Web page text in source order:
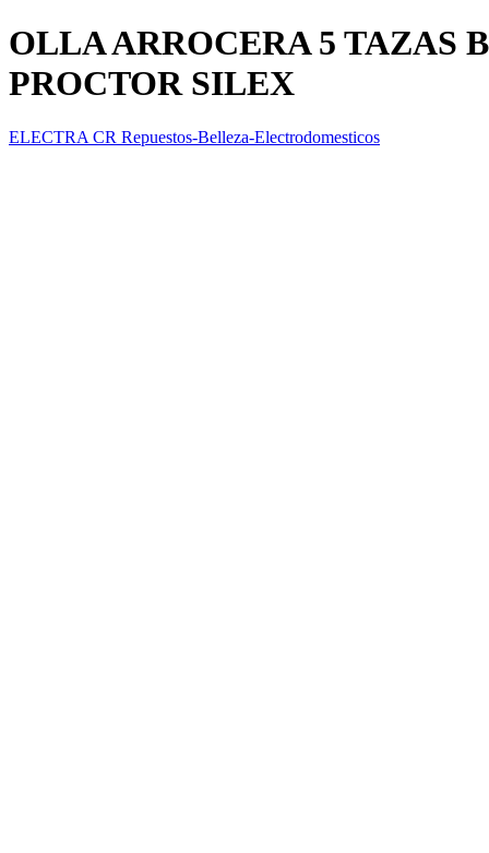
OLLA ARROCERA 5 TAZAS
PROCTOR SILEX
ELECTRA CR Repuestos-Belleza-Electrodomesticos